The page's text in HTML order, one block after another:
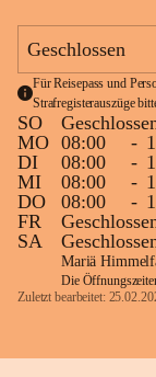
Geschlossen
Für Reisepass und
Strafregisterauszüge
SO
MO 08:00 -
DI
08:00 -
MI
08:00 -
DO
08:00 -
FR
SA
Mariä
Die
Zuletzt bearbeitet: